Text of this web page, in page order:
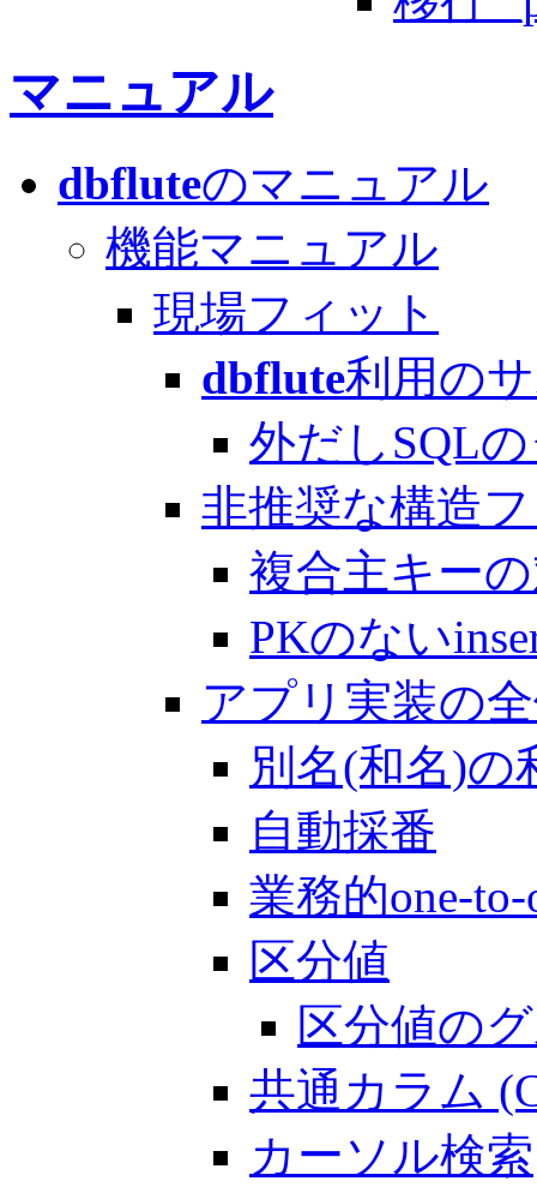
マニュアル
dbfluteのマニュアル
機能マニュアル
現場フィット
dbflute利用の
外だしSQL
非推奨な構造
複合主キー
PKのない
アプリ実装の
別名(和名)の
自動採番
業務的one-to-
区分値
区分値の
共通カラム
カーソル検索